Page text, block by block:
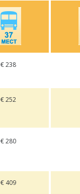
€ 238
€ 252
€ 280
€ 409